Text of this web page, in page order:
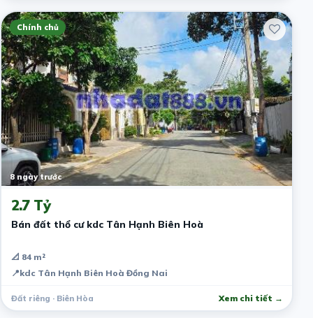
Chính chủ
8 ngày trước
2.7 Tỷ
Bán đất thổ cư kdc Tân Hạnh Biên Hoà
📐 84 m²
📍kdc Tân Hạnh Biên Hoà Đồng Nai
Đất riêng · Biên Hòa Xem chi tiết →